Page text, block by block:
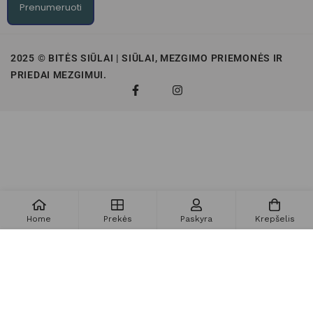
Prenumeruoti
2025 © BITĖS SIŪLAI | SIŪLAI, MEZGIMO PRIEMONĖS IR
PRIEDAI MEZGIMUI.
Home Prekės Paskyra Krepšelis